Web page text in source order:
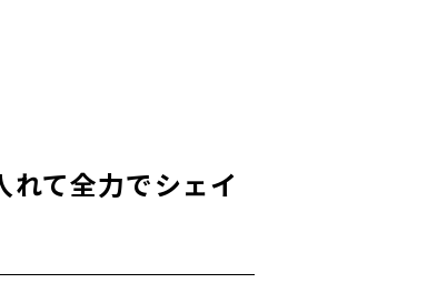
れて全力でシェイ